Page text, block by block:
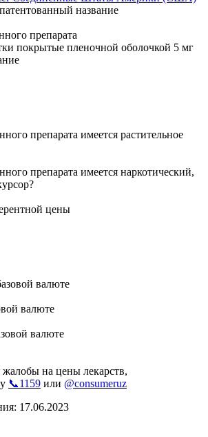
название
препарата
покрытые пленочной оболочкой 5 мг
препарата имеется растительное
препарата имеется наркотический,
цены
валюте
валюте
валюте
на цены лекарств,
📞1159 или @consumeruz
17.06.2023